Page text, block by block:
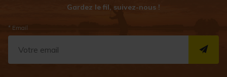
Gardez le fil, suivez-nous !
* Email